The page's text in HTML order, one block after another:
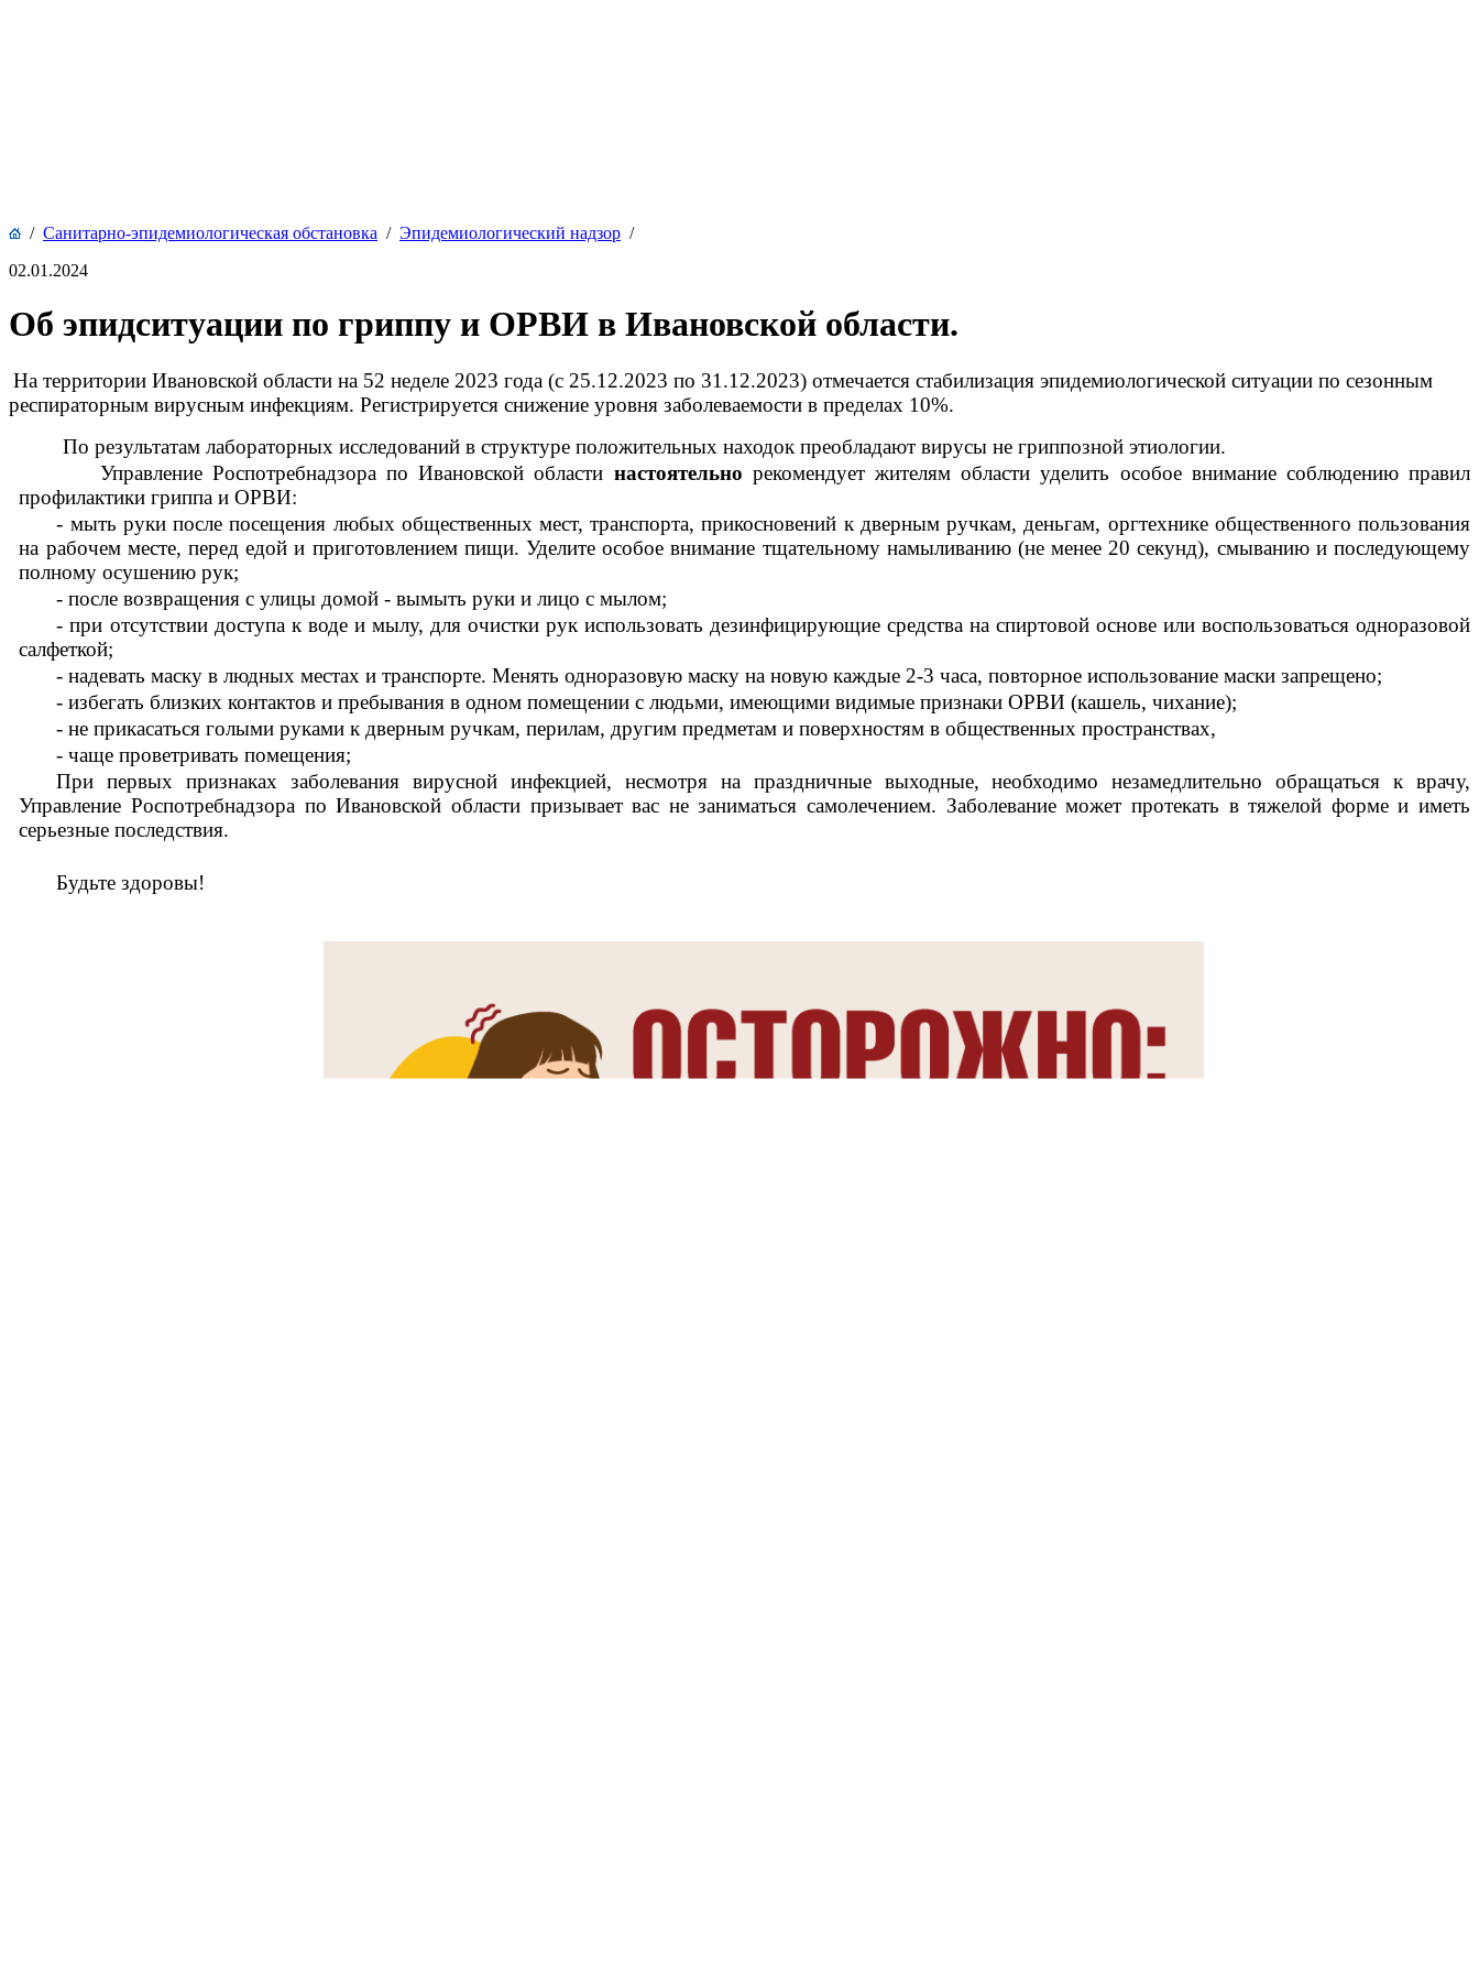
/ Санитарно-эпидемиологическая обстановка / Эпидемиологический надзор /
02.01.2024
Об эпидситуации по гриппу и ОРВИ в Ивановской области.
На территории Ивановской области на 52 неделе 2023 года (c 25.12.2023 по 31.12.2023) отмечается стабилизация эпидемиологической ситуации по сезонным
респираторным вирусным инфекциям. Регистрируется снижение уровня заболеваемости в пределах 10%.
По результатам лабораторных исследований в структуре положительных находок преобладают вирусы не гриппозной этиологии.
Управление Роспотребнадзора по Ивановской области настоятельно рекомендует жителям области уделить особое внимание соблюдению правил
профилактики гриппа и ОРВИ:
- мыть руки после посещения любых общественных мест, транспорта, прикосновений к дверным ручкам, деньгам, оргтехнике общественного пользования
на рабочем месте, перед едой и приготовлением пищи. Уделите особое внимание тщательному намыливанию (не менее 20 секунд), смыванию и последующему
полному осушению рук;
- после возвращения с улицы домой - вымыть руки и лицо с мылом;
- при отсутствии доступа к воде и мылу, для очистки рук использовать дезинфицирующие средства на спиртовой основе или воспользоваться одноразовой
салфеткой;
- надевать маску в людных местах и транспорте. Менять одноразовую маску на новую каждые 2-3 часа, повторное использование маски запрещено;
- избегать близких контактов и пребывания в одном помещении с людьми, имеющими видимые признаки ОРВИ (кашель, чихание);
- не прикасаться голыми руками к дверным ручкам, перилам, другим предметам и поверхностям в общественных пространствах,
- чаще проветривать помещения;
При первых признаках заболевания вирусной инфекцией, несмотря на праздничные выходные, необходимо незамедлительно обращаться к врачу,
Управление Роспотребнадзора по Ивановской области призывает вас не заниматься самолечением. Заболевание может протекать в тяжелой форме и иметь
серьезные последствия.
Будьте здоровы!